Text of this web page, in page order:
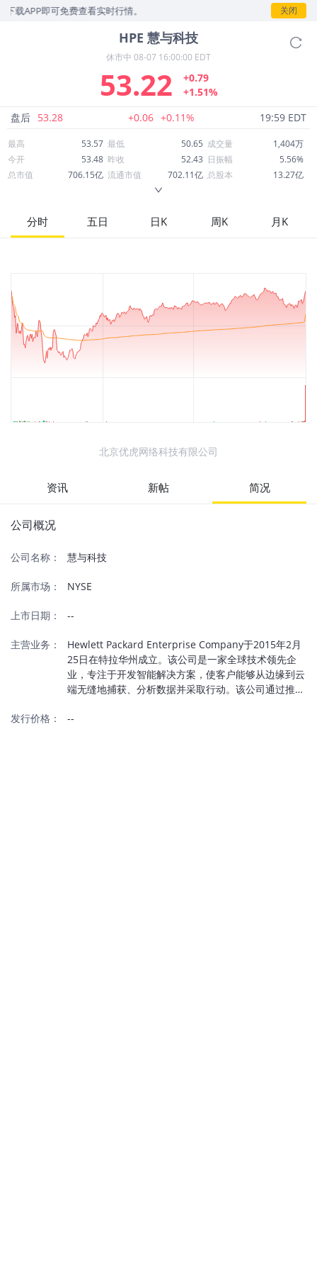
载APP即可免费查看实时行情。 关闭
HPE 慧与科技
休市中 08-07 16:00:00 EDT
53.22
+0.79
+1.51%
盘后 53.28 +0.06 +0.11% 19:59 EDT
最高 53.57 最低 50.65 成交量
1,404万
今开
53.48 昨收 52.43 日振幅
5.56%
总市值
706.15亿 流通市值 702.11亿 总股本
13.27亿
52周最高
64.25 市盈率
49.66
股息
分时 五日 日K 周K 月K
北京优虎网络科技有限公司
资讯 新帖 简况
公司概况
公司名称： 慧与科技
所属市场： NYSE
上市日期： --
主营业务：
Hewlett Packard Enterprise Company于2015年2月
25日在特拉华州成立。该公司是一家全球技术领先企
业，专注于开发智能解决方案，使客户能够从边缘到云
端无缝地捕获、分析数据并采取行动。该公司通过推动
和未来的运营效率来加速业务成果。客户范围从中小型
发行价格： --